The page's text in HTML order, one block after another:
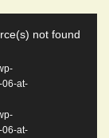
not found
06-at-
06-at-